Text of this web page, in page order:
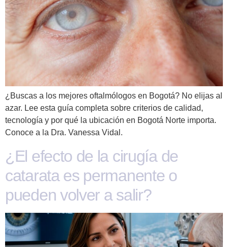
¿Buscas a los mejores oftalmólogos en Bogotá? No elijas al
azar. Lee esta guía completa sobre criterios de calidad,
tecnología y por qué la ubicación en Bogotá Norte importa.
Conoce a la Dra. Vanessa Vidal.
¿El efecto de la cirugía de
catarata es permanente o
pueden volver a salir?